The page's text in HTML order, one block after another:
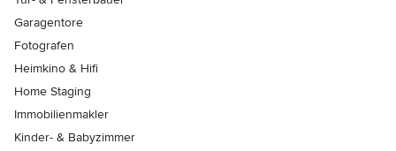
Garagentore
Fotografen
Heimkino & Hifi
Home Staging
Immobilienmakler
Kinder- & Babyzimmer